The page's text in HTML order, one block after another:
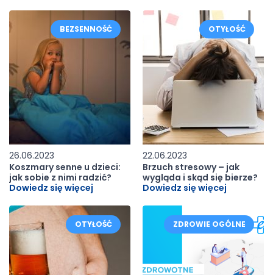
26.06.2023
Koszmary senne u dzieci:
jak sobie z nimi radzić?
Dowiedz się więcej
BEZSENNOŚĆ
22.06.2023
Brzuch stresowy – jak
wygląda i skąd się bierze?
Dowiedz się więcej
OTYŁOŚĆ
OTYŁOŚĆ ZDROWIE OGÓLNE